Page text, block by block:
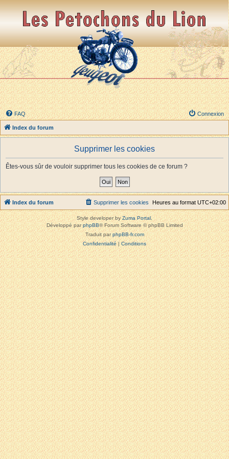
FAQ Connexion
Index du forum
Supprimer les cookies
Êtes-vous sûr de vouloir supprimer tous les cookies de ce forum ?
Index du forum Heures au format UTC+02:00
Supprimer les cookies
Style developer byZuma Portal,
Développé parphpBB® Forum Software © phpBB Limited
Traduit parphpBB-fr.com
Confidentialité|Conditions